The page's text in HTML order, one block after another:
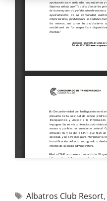
Albatros Club Resort,